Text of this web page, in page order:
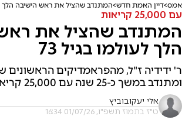
אמס דיין האמת חדש המתנדב שהציל את ראש הישיבה הלך
עם 25,000 קריאות
המתנדב שהציל את
הלך לעולמו בגיל 73
ר' ידידיה ז"ל, מהפראמדיקים הראשונים
ומתנדב במשך כ-25 שנה עם 25,000 קריאות, הלך לעולמו
אלי יעקובוביץ
ט"ז בתמוז תשפ"ו, 01/07/26 16:34